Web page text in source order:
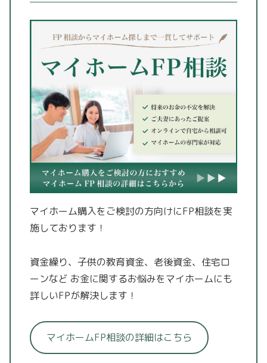
マイホーム購入をご検討の方向けにFP相談を実
施しております！
資金繰り、子供の教育資金、老後資金、住宅ロ
ーンなど お金に関するお悩みをマイホームにも
詳しいFPが解決します！
マイホームFP相談の詳細はこちら